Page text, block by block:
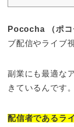
Pococha （ポコ
ブ配信やライブ
副業にも最適な
きているんです。
配信者であるラ